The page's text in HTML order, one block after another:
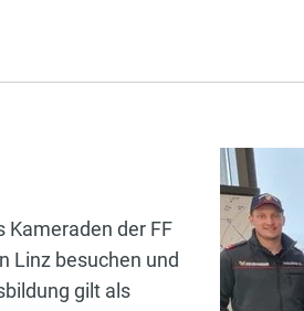
Kameraden der FF
Linz besuchen und
gilt als